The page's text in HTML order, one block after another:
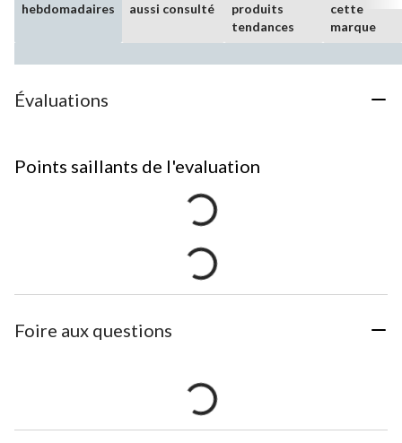
hebdomadaires
aussi consulté
produits
tendances
cette
marque
Évaluations
Points saillants de l'evaluation
Foire aux questions